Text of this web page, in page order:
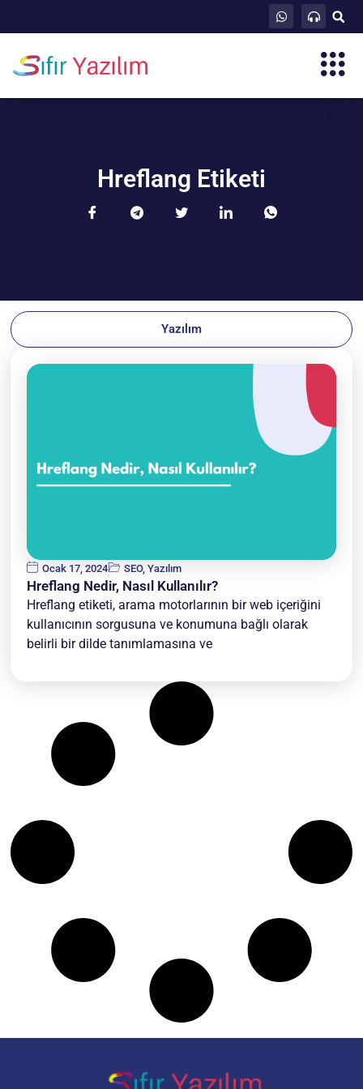
Hreflang Etiketi
Yazılım
Ocak 17, 2024 SEO,Yazılım
Hreflang Nedir, Nasıl Kullanılır?
Hreflang etiketi, arama motorlarının bir web içeriğini
kullanıcının sorgusuna ve konumuna bağlı olarak
belirli bir dilde tanımlamasına ve